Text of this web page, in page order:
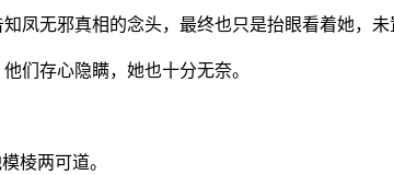
凤无邪真相的念头，最终也只是抬眼看着她，未
们存心隐瞒，她也十分无奈。
棱两可道。